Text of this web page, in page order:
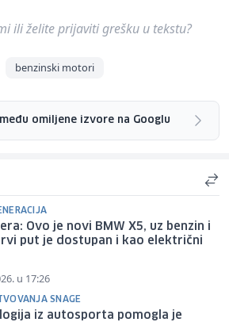
ili želite prijaviti grešku u tekstu?
benzinski motori
omiljene izvore na Googlu
Ovo je novi BMW X5, uz benzin i
put je dostupan i kao električni
u 17:26
SNAGE
iz autosporta pomogla je